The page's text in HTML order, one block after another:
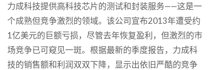
力成科技提供高科技芯片的测试和封装服务——这是一
个成熟但竞争激烈的领域。该公司宣布2013年遭受约
1亿美元的巨额亏损，尽管去年恢复盈利，但激烈的市
场竞争已可窥见一斑。根据最新的季度报告，力成科
技的销售额和利润双双下降，显示出依旧严酷的竞争